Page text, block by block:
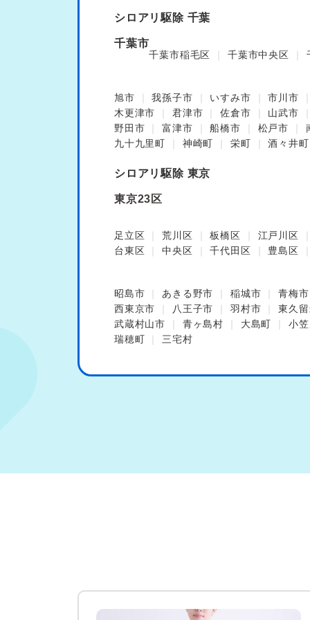
シロアリ駆除 千葉
千葉市
千葉市稲毛区 千葉市中央区
旭市 我孫子市 いすみ市
市川市
木更津市
君津市 佐倉市
山武市
野田市
富津市 船橋市 松戸市
九十九里町
神崎町 栄町 酒々井町
シロアリ駆除 東京
東京23区
足立区 荒川区 板橋区
江戸川区
台東区
中央区 千代田区 豊島区
昭島市 あきる野市 稲城市
青梅市
西東京市
八王子市 羽村市
東久
武蔵村山市
青ヶ島村 大島町
小
瑞穂町
三宅村